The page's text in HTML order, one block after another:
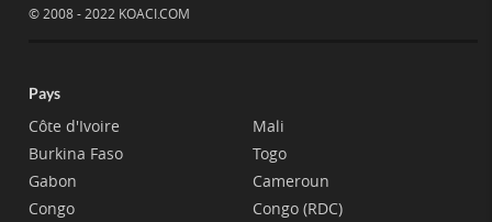
© 2008 - 2022 KOACI.COM
Pays
Côte d'Ivoire
Burkina Faso
Gabon
Congo
Mali
Togo
Cameroun
Congo (RDC)